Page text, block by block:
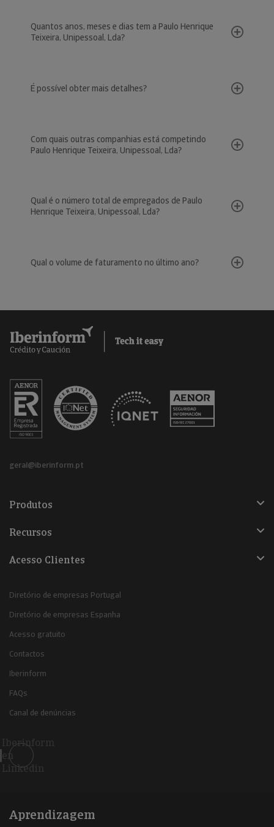
Quantos anos, meses e dias tem a Paulo Henrique
Teixeira, Unipessoal, Lda?
É possível obter mais detalhes?
Com quais outras companhias está competindo
Paulo Henrique Teixeira, Unipessoal, Lda?
Qual é o número total de empregados de Paulo
Henrique Teixeira, Unipessoal, Lda?
Qual o volume de faturamento no último ano?
geral@iberinform.pt
Produtos
Recursos
Acesso Clientes
Diretório de empresas Portugal
Diretório de empresas Espanha
Acesso gratuito
Contactos
Iberinform
FAQs
Canal de denúncias
Iberinform
en
Linkedin
Aprendizagem